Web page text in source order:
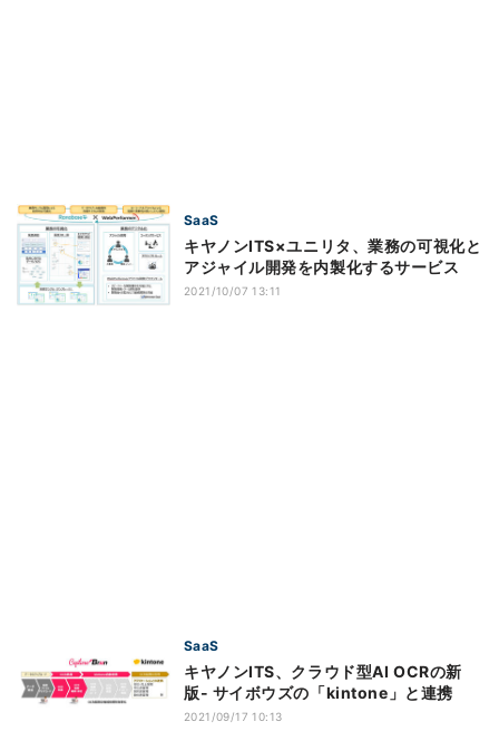
SaaS
キヤノンITS×ユニリタ、業務の可視化と
アジャイル開発を内製化するサービス
2021/10/07 13:11
SaaS
キヤノンITS、クラウド型AI OCRの新
版- サイボウズの「kintone」と連携
2021/09/17 10:13